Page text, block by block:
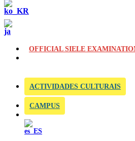
OFFICIAL SIELE
ACTIVIDADES CULTURAIS
CAMPUS